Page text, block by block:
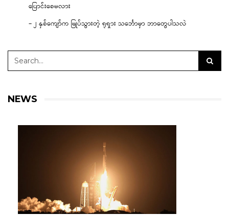
ပြောင်းစေမလား
– ၂ နှစ်ကျော်က မြုပ်သွားတဲ့ ရုရှား သင်္ဘောမှာ ဘာတွေပါသလဲ
NEWS